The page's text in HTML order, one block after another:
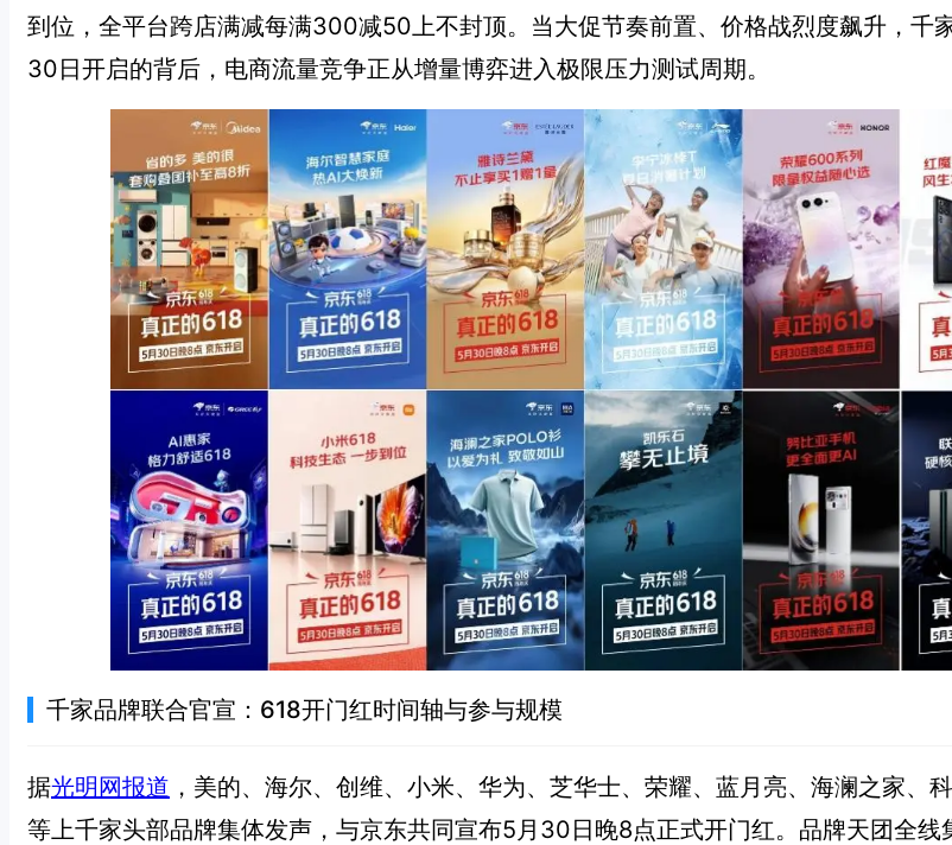
到位，全平台跨店满减每满300减50上不封顶。当大促节奏前置、价格战烈度飙升，千
30日开启的背后，电商流量竞争正从增量博弈进入极限压力测试周期。
千家品牌联合官宣：618开门红时间轴与参与规模
据光明网报道 ，美的、海尔、创维、小米、华为、芝华士、荣耀、蓝月亮、海澜之家、
等上千家头部品牌集体发声，与京东共同宣布5月30日晚8点正式开门红。品牌天团全